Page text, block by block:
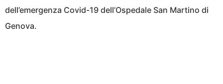
dell’emergenza Covid-19 dell’Ospedale San Martino di
Genova.